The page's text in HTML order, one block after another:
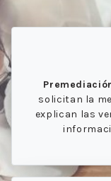
solicitan la
explican las